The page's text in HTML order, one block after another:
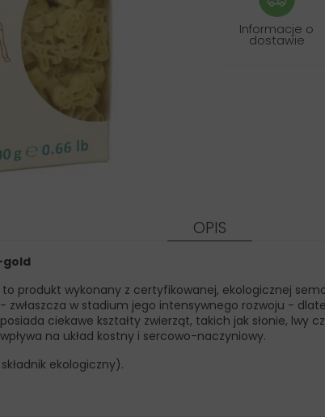
Informacje o
dostawie
OPIS
gold
to produkt wykonany z certyfikowanej, ekologicznej
w stadium jego intensywnego rozwoju -
ciekawe kształty zwierząt, takich jak słonie,
na układ kostny i sercowo-naczyniowy.
ekologiczny).